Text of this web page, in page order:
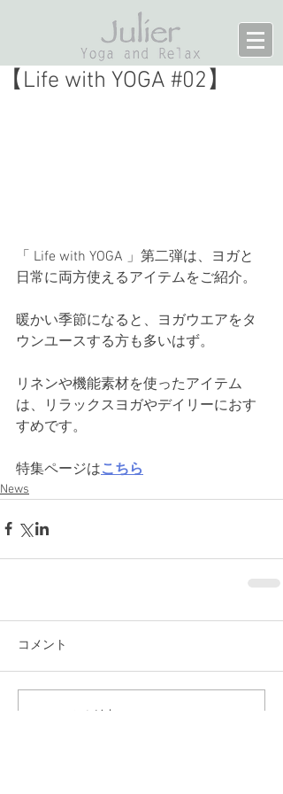
【Life with YOGA #02】
「 Life with YOGA 」第二弾は、ヨガと
日常に両方使えるアイテムをご紹介。
暖かい季節になると、ヨガウエアをタ
ウンユースする方も多いはず。
リネンや機能素材を使ったアイテム
は、リラックスヨガやデイリーにおす
すめです。
特集ページはこちら
News
コメント
コメントを追加…